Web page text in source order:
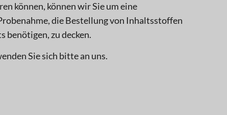
können, können wir Sie um eine
die Bestellung von Inhaltsstoffen
benötigen, zu decken.
Sie sich bitte an uns.